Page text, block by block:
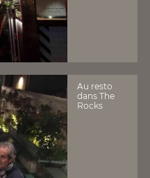
Au resto
dans The
Rocks